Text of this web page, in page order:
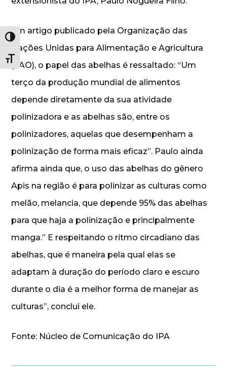
Alternar alto contraste
Alternar tamanho da fonte
Em artigo publicado pela Organização das
Nações Unidas para Alimentação e Agricultura
(FAO), o papel das abelhas é ressaltado: “Um
terço da produção mundial de alimentos
depende diretamente da sua atividade
polinizadora e as abelhas são, entre os
polinizadores, aquelas que desempenham a
polinização de forma mais eficaz”. Paulo ainda
afirma ainda que, o uso das abelhas do gênero
Apis na região é para polinizar as culturas como
melão, melancia, que depende 95% das abelhas
para que haja a polinização e principalmente
manga.” E respeitando o ritmo circadiano das
abelhas, que é maneira pela qual elas se
adaptam à duração do período claro e escuro
durante o dia é a melhor forma de manejar as
culturas”, conclui ele.
Fonte: Núcleo de Comunicação do IPA